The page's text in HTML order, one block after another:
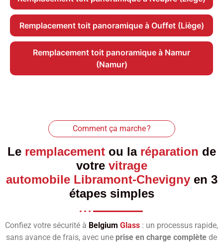
Remplacement toit panoramique à Ouffet (Liège)
Remplacement toit panoramique à Namur
(Namur)
Comment ça marche ?
Le remplacementou la réparation de
votre vitrage
automobile Libramont-Chevignyen 3
étapes simples
Confiez votre sécurité à Belgium Glass : un processus rapide,
sans avance de frais, avec une prise en charge complète de